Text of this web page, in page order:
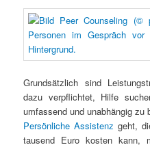
Grundsätzlich sind
dazu verpflichtet, Hilfe
umfassend und unabhängig zu
Persönliche Assistenz geht,
tausend Euro kosten kann,